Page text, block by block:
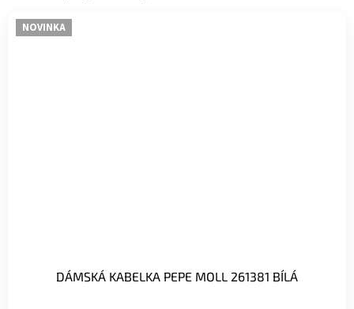
NOVINKA
DÁMSKÁ KABELKA PEPE MOLL 261381 BÍLÁ